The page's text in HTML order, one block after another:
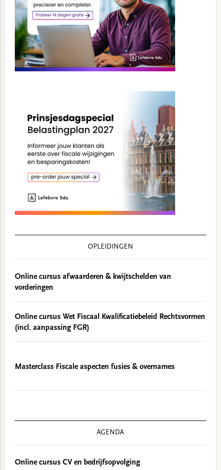
OPLEIDINGEN
Online cursus afwaarderen & kwijtschelden van
vorderingen
Online cursus Wet Fiscaal Kwalificatiebeleid Rechtsvormen
(incl. aanpassing FGR)
Masterclass Fiscale aspecten fusies & overnames
AGENDA
Online cursus CV en bedrijfsopvolging